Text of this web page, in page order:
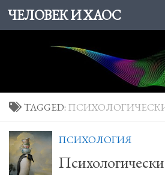
Skip to content
ЧЕЛОВЕК И ХАОС
TAGGED:
ПСИХОЛОГИЯ